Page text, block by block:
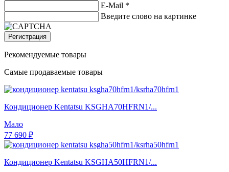
E-Mail *
Введите слово на картинке
Регистрация
Рекомендуемые товары
Самые продаваемые товары
Кондиционер Kentatsu KSGHA70HFRN1/...
Мало
77 690 ₽
Кондиционер Kentatsu KSGHA50HFRN1/...